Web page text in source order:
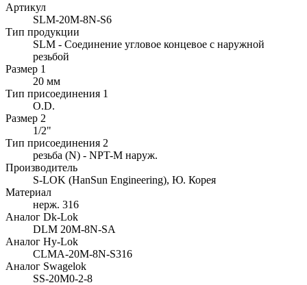
Артикул
SLM-20M-8N-S6
Тип продукции
SLM - Соединение угловое концевое с наружной
резьбой
Размер 1
20 мм
Тип присоединения 1
O.D.
Размер 2
1/2"
Тип присоединения 2
резьба (N) - NPT-M наруж.
Производитель
S-LOK (HanSun Engineering), Ю. Корея
Материал
нерж. 316
Аналог Dk-Lok
DLM 20M-8N-SA
Аналог Hy-Lok
CLMA-20M-8N-S316
Аналог Swagelok
SS-20M0-2-8